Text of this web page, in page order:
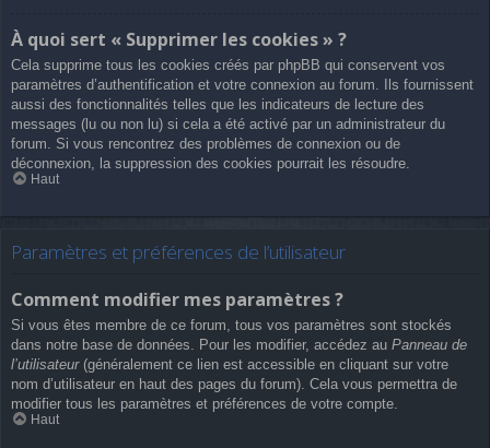
À quoi sert « Supprimer les cookies » ?
Cela supprime tous les cookies créés par phpBB qui conservent vos
paramètres d’authentification et votre connexion au forum. Ils fournissent
aussi des fonctionnalités telles que les indicateurs de lecture des
messages (lu ou non lu) si cela a été activé par un administrateur du
forum. Si vous rencontrez des problèmes de connexion ou de
déconnexion, la suppression des cookies pourrait les résoudre.
Haut
Paramètres et préférences de l’utilisateur
Comment modifier mes paramètres ?
Si vous êtes membre de ce forum, tous vos paramètres sont stockés
dans notre base de données. Pour les modifier, accédez au Panneau de
l’utilisateur(généralement ce lien est accessible en cliquant sur votre
nom d’utilisateur en haut des pages du forum). Cela vous permettra de
modifier tous les paramètres et préférences de votre compte.
Haut